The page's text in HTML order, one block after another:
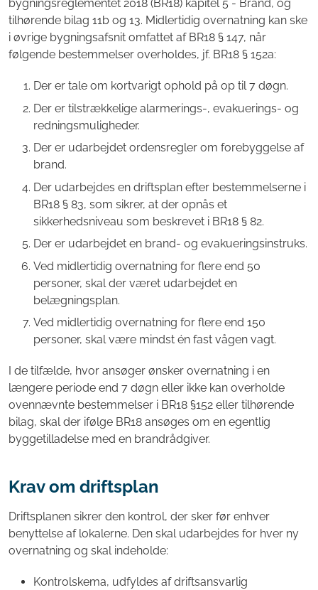
bygningsreglementet 2018 (BR18) kapitel 5 - Brand, og
tilhørende bilag 11b og 13. Midlertidig overnatning kan ske
i øvrige bygningsafsnit omfattet af BR18 § 147, når
følgende bestemmelser overholdes, jf. BR18 § 152a:
Der er tale om kortvarigt ophold på op til 7 døgn.
Der er tilstrækkelige alarmerings-, evakuerings- og
redningsmuligheder.
Der er udarbejdet ordensregler om forebyggelse af
brand.
Der udarbejdes en driftsplan efter bestemmelserne i
BR18 § 83, som sikrer, at der opnås et
sikkerhedsniveau som beskrevet i BR18 § 82.
Der er udarbejdet en brand- og evakueringsinstruks.
Ved midlertidig overnatning for flere end 50
personer, skal der været udarbejdet en
belægningsplan.
Ved midlertidig overnatning for flere end 150
personer, skal være mindst én fast vågen vagt.
I de tilfælde, hvor ansøger ønsker overnatning i en
længere periode end 7 døgn eller ikke kan overholde
ovennævnte bestemmelser i BR18 §152 eller tilhørende
bilag, skal der ifølge BR18 ansøges om en egentlig
byggetilladelse med en brandrådgiver.
Krav om driftsplan
Driftsplanen sikrer den kontrol, der sker før enhver
benyttelse af lokalerne. Den skal udarbejdes for hver ny
overnatning og skal indeholde:
Kontrolskema, udfyldes af driftsansvarlig